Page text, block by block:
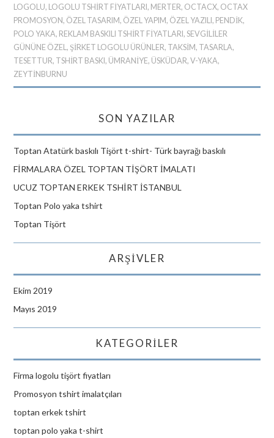
LOGOLU, LOGOLU TSHIRT FIYATLARI, MERTER, OCTACX, OCTAX
PROMOSYON, ÖZEL TASARIM, ÖZEL YAPIM, ÖZEL YAZILI, PENDIK,
POLO YAKA, REKLAM BASKILI TSHIRT FIYATLARI,SEVGILILER
GÜNÜNE ÖZEL, ŞIRKET LOGOLU ÜRÜNLER, TAKSIM, TASARLA,
TESETTUR, TSHIRT BASKI, ÜMRANIYE, ÜSKÜDAR,V-YAKA,
ZEYTINBURNU
SON YAZILAR
Toptan Atatürk baskılı Tişört t-shirt- Türk bayrağı baskılı
FİRMALARA ÖZEL TOPTAN TİŞÖRT İMALATI
UCUZ TOPTAN ERKEK TSHİRT İSTANBUL
Toptan Polo yaka tshirt
Toptan Tişört
ARŞIVLER
Ekim 2019
Mayıs 2019
KATEGORILER
Firma logolu tişört fiyatları
Promosyon tshirt imalatçıları
toptan erkek tshirt
toptan polo yaka t-shirt